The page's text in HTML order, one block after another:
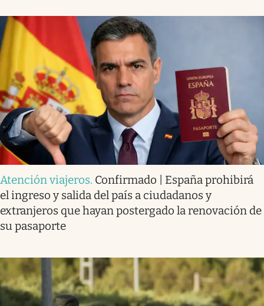
Atención viajeros. Confirmado | España prohibirá
el ingreso y salida del país a ciudadanos y
extranjeros que hayan postergado la renovación de
su pasaporte